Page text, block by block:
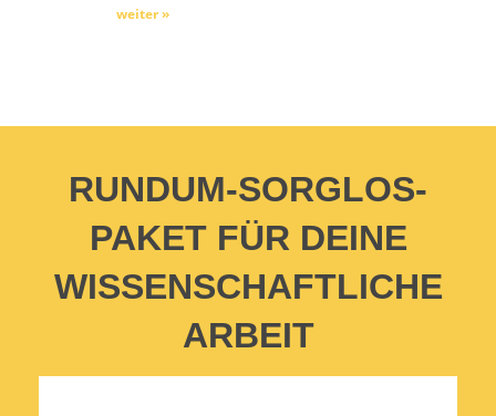
weiter »
RUNDUM-SORGLOS-
PAKET FÜR DEINE
WISSENSCHAFTLICHE
ARBEIT